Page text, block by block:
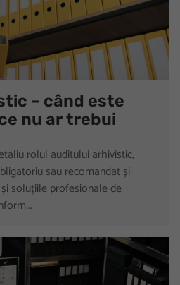
– când este
nu ar trebui
rolul auditului arhivistic,
sau recomandat și
soluțiile profesionale de